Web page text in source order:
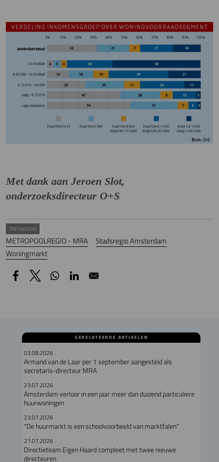
Met dank aan Jeroen Slot,
onderzoeksdirecteur O+S
TREFWOORD
METROPOOLREGIO - MRA
Stadsregio Amsterdam
Woningmarkt
GERELATEERDE ARTIKELEN
03.08.2026
Armand van de Laar per 1 september aangesteld als
secretaris-directeur MRA
23.07.2026
Amsterdam verloor in een jaar meer dan duizend particuliere
huurwoningen
23.07.2026
“De huurmarkt is een schoolvoorbeeld van marktfalen”
21.07.2026
Directieteam Eigen Haard compleet met twee nieuwe
directeuren